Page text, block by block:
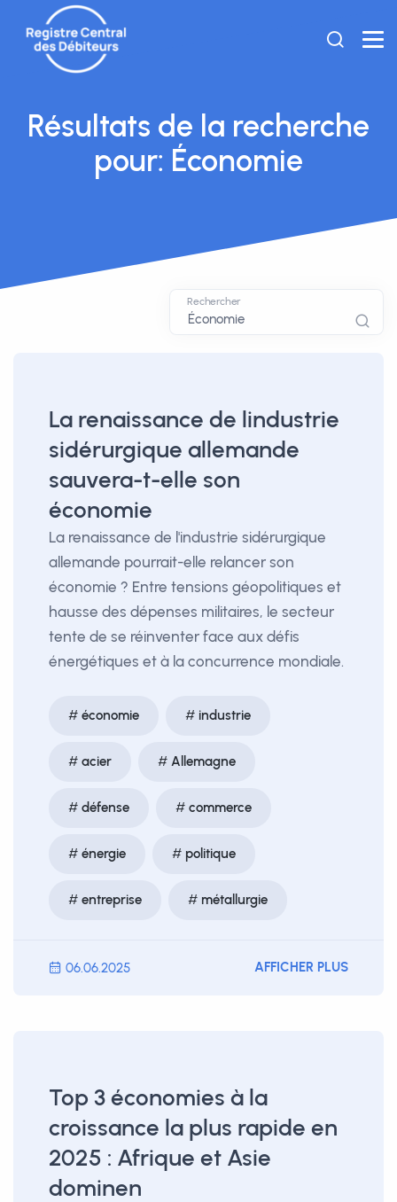
Résultats de la recherche
pour: Économie
Rechercher
La renaissance de lindustrie
sidérurgique allemande
sauvera-t-elle son
économie
La renaissance de l'industrie sidérurgique
allemande pourrait-elle relancer son
économie ? Entre tensions géopolitiques et
hausse des dépenses militaires, le secteur
tente de se réinventer face aux défis
énergétiques et à la concurrence mondiale.
économie industrie
acier Allemagne
défense commerce
énergie politique
entreprise métallurgie
06.06.2025 AFFICHER PLUS
Top 3 économies à la
croissance la plus rapide en
2025 : Afrique et Asie
dominen